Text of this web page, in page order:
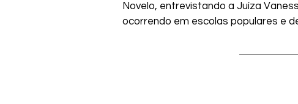
Novelo, entrevistando a Juíza
ocorrendo em escolas populares e